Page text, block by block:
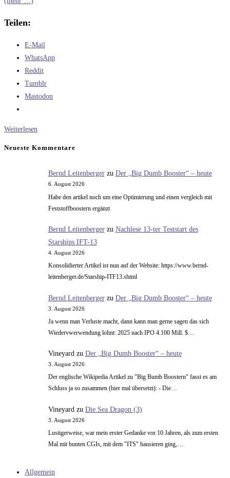
Teilen:
E-Mail
WhatsApp
Reddit
Tumblr
Mastodon
Weiterlesen
Neueste Kommentare
Bernd Leitenbergerzu Der „Big Dumb Booster“ – heute
6. August 2026
Habe den artikel noch um eine Optimierung und einen vergleich mit
Feststoffboostern ergänzt
Bernd Leitenbergerzu Nachlese 13-ter Teststart des
Starships IFT-13
4. August 2026
Konsolidierter Artikel ist nun auf der Website: https://www.bernd-
leitenberger.de/Starship-ITF13.shtml
Bernd Leitenbergerzu Der „Big Dumb Booster“ – heute
3. August 2026
Ja wenn man Verluste macht, dann kann man gerne sagen das sich
Wiedervwerwendung lohnt: 2025 nach IPO 4.100 Mill. $…
Vineyardzu Der „Big Dumb Booster“ – heute
3. August 2026
Der englische Wikipedia Artikel zu "Big Bumb Boostern" fasst es am
Schluss ja so zusammen (hier mal übersetzt): - Die…
Vineyard zu Die Sea Dragon (3)
3. August 2026
Lustigerweise, war mein erster Gedanke vor 10 Jahren, als zum ersten
Mal mit bunten CGIs, mit dem "ITS" hausieren ging,…
Allgemein